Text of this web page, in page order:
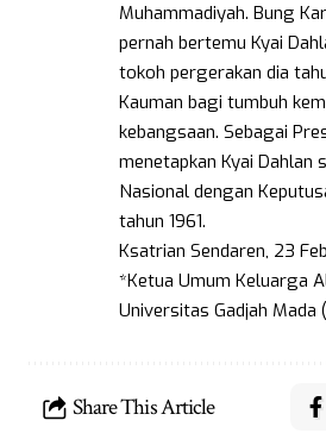
Muhammadiyah. Bung
pernah bertemu Kyai
tokoh pergerakan dia
Kauman bagi tumbuh
kebangsaan. Sebagai
menetapkan Kyai Dahlan
Nasional dengan
tahun 1961.
Ksatrian Sendaren, 23
*Ketua Umum Keluarga
Universitas Gadjah Mada
Share This Article